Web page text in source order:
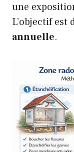
une
L’objectif est
annuelle.